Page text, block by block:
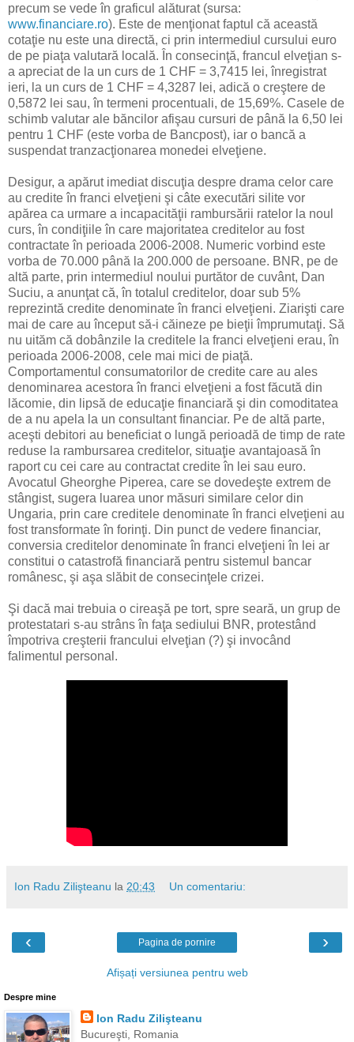
precum se vede în graficul alăturat (sursa:
www.financiare.ro). Este de menţionat faptul că această
cotaţie nu este una directă, ci prin intermediul cursului euro
de pe piaţa valutară locală. În consecinţă, francul elveţian s-
a apreciat de la un curs de 1 CHF = 3,7415 lei, înregistrat
ieri, la un curs de 1 CHF = 4,3287 lei, adică o creştere de
0,5872 lei sau, în termeni procentuali, de 15,69%. Casele de
schimb valutar ale băncilor afişau cursuri de până la 6,50 lei
pentru 1 CHF (este vorba de Bancpost), iar o bancă a
suspendat tranzacţionarea monedei elveţiene.
Desigur, a apărut imediat discuţia despre drama celor care
au credite în franci elveţieni şi câte executări silite vor
apărea ca urmare a incapacităţii rambursării ratelor la noul
curs, în condiţiile în care majoritatea creditelor au fost
contractate în perioada 2006-2008. Numeric vorbind este
vorba de 70.000 până la 200.000 de persoane. BNR, pe de
altă parte, prin intermediul noului purtător de cuvânt, Dan
Suciu, a anunţat că, în totalul creditelor, doar sub 5%
reprezintă credite denominate în franci elveţieni. Ziarişti care
mai de care au început să-i căineze pe bieţii împrumutaţi. Să
nu uităm că dobânzile la creditele la franci elveţieni erau, în
perioada 2006-2008, cele mai mici de piaţă.
Comportamentul consumatorilor de credite care au ales
denominarea acestora în franci elveţieni a fost făcută din
lăcomie, din lipsă de educaţie financiară şi din comoditatea
de a nu apela la un consultant financiar. Pe de altă parte,
aceşti debitori au beneficiat o lungă perioadă de timp de rate
reduse la rambursarea creditelor, situaţie avantajoasă în
raport cu cei care au contractat credite în lei sau euro.
Avocatul Gheorghe Piperea, care se dovedeşte extrem de
stângist, sugera luarea unor măsuri similare celor din
Ungaria, prin care creditele denominate în franci elveţieni au
fost transformate în forinţi. Din punct de vedere financiar,
conversia creditelor denominate în franci elveţieni în lei ar
constitui o catastrofă financiară pentru sistemul bancar
românesc, şi aşa slăbit de consecinţele crizei.
Şi dacă mai trebuia o cireaşă pe tort, spre seară, un grup de
protestatari s-au strâns în faţa sediului BNR, protestând
împotriva creşterii francului elveţian (?) şi invocând
falimentul personal.
Ion Radu Zilişteanu la 20:43 Un comentariu:
‹ ›
Pagina de pornire
Afișați versiunea pentru web
Despre mine
Ion Radu Zilişteanu
Bucureşti, Romania